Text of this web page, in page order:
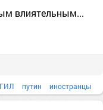
влиятельным...
путин иностранцы